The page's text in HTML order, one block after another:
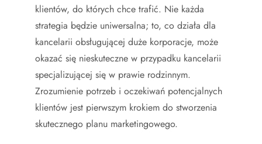
klientów, do których chce trafić. Nie każda
strategia będzie uniwersalna; to, co działa dla
kancelarii obsługującej duże korporacje, może
okazać się nieskuteczne w przypadku kancelarii
specjalizującej się w prawie rodzinnym.
Zrozumienie potrzeb i oczekiwań potencjalnych
klientów jest pierwszym krokiem do stworzenia
skutecznego planu marketingowego.